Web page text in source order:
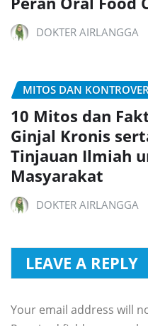
DOKTER AIRLANGGA
MITOS DAN
10 Mitos dan
Ginjal Kronis
Tinjauan Ilmiah
Masyarakat
DOKTER AIRLANGGA
LEAVE A REPLY
Your email address will